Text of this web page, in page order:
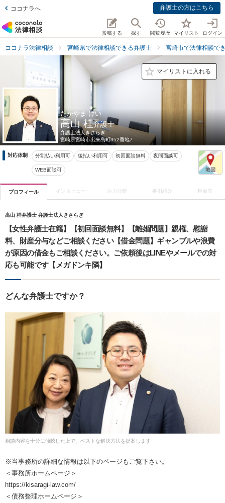
ココナラへ 弁護士の方はこちら
投稿する 探す 閲覧履歴 マイリスト ログイン
ココナラ法律相談 宮崎県で法律相談できる弁護士 宮崎市で法律相談で
マイリストに入れる
たかやま けい
高山 桂弁護士
弁護士法人きさらぎ
宮崎県宮崎市出来島町352番地7
対応体制 分割払い利用可 後払い利用可 初回面談無料 夜間面談可
WEB面談可
プロフィール インタビュー 注力分野 事例紹介 料金表
高山 桂弁護士 弁護士法人きさらぎ
【女性弁護士在籍】【初回面談無料】【離婚問題】親権、慰謝
料、財産分与などご相談ください【借金問題】ギャンブルや浪費
が原因の借金もご相談ください。ご依頼後はLINEやメールでの対
応も可能です【メガドンキ隣】
どんな弁護士ですか？
相談内容を十分に傾聴した上で、ベストな解決方法を提案します
※当事務所の詳細な情報は以下のページもご覧下さい。
＜事務所ホームページ＞
https://kisaragi-law.com/
＜債務整理ホームページ＞